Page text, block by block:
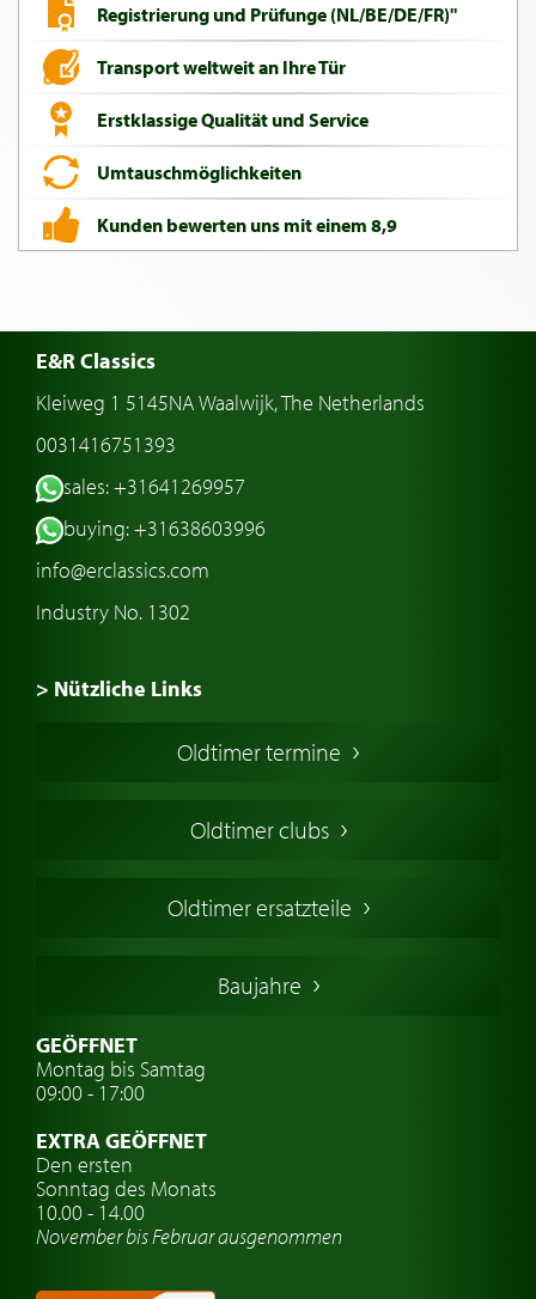
Registrierung und Prüfunge (NL/BE/DE/FR)"
Transport weltweit an Ihre Tür
Erstklassige Qualität und Service
Umtauschmöglichkeiten
Kunden bewerten uns mit einem 8,9
E&R Classics
Kleiweg 1 5145NA Waalwijk, The Netherlands
0031416751393
sales: +31641269957
buying: +31638603996
info@erclassics.com
Industry No. 1302
> Nützliche Links
Oldtimers in Europa
Englische Oldtimer
Deutsche Oldtimer
Schwedische Oldtimer
Oldtimer mit h-kennzeichen
Auto Oldtimer Markt
Oldtimer-Versicherung
Oldtimer-Clubs
Oldtimer-Reisen
Oldtimer termine
Oldtimer clubs
Oldtimer ersatzteile
Baujahre
GEÖFFNET
Montag bis Samtag
09:00 - 17:00
EXTRA GEÖFFNET
Den ersten
Sonntag des Monats
10.00 - 14.00
November bis Februar ausgenommen